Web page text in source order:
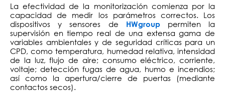
La efectividad de la monitorización comienza por la
capacidad de medir los parámetros correctos. Los
dispositivos y sensores de
HWgrouppermiten la
supervisión en tiempo real de una extensa gama de
variables ambientales y de seguridad críticas para un
CPD, como temperatura, humedad relativa, intensidad
de la luz, flujo de aire; consumo eléctrico, corriente,
voltaje; detección fugas de agua, humo e incendios;
así como la apertura/cierre de puertas (mediante
contactos secos).